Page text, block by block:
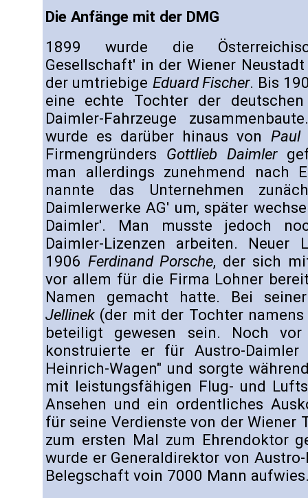
Die Anfänge mit der DMG
1899 wurde die
Gesellschaft' in der Wiener
der umtriebige Eduard Fischer. Bis
eine echte Tochter der
Daimler-Fahrzeuge
wurde es darüber hinaus von Paul
Firmengründers Gottlieb Daimler
man allerdings zunehmend nach
nannte das Unternehmen
Daimlerwerke AG' um, später
Daimler'. Man musste jedoch
Daimler-Lizenzen arbeiten.
1906 Ferdinand Porsche, der sich
vor allem für die Firma Lohner
Namen gemacht hatte. Bei
Jellinek (der mit der Tochter
beteiligt gewesen sein. Noch
konstruierte er für Austro-
Heinrich-Wagen" und sorgte
mit leistungsfähigen Flug- und
Ansehen und ein ordentliches
für seine Verdienste von der Wiener
zum ersten Mal zum Ehrendoktor
wurde er Generaldirektor von
Belegschaft voin 7000 Mann